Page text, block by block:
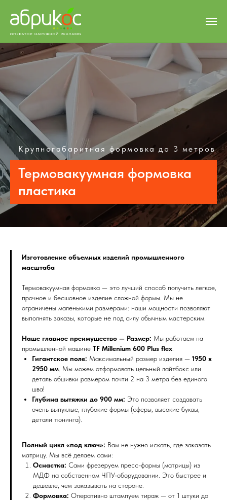
Крупногабаритная формовка до 3 метров
Термовакуумная формовка
пластика
Изготовление объемных изделий промышленного
масштаба
Термовакуумная формовка — это лучший способ получить легкое,
прочное и бесшовное изделие сложной формы. Мы не
ограничены маленькими размерами: наши мощности позволяют
выполнять заказы, которые не под силу обычным мастерским.
Наше главное преимущество — Размер: Мы работаем на
промышленной машине TF Millenium 600 Plus flex
Гигантское поле: Максимальный размер изделия — 1950 х
2950 мм . Мы можем отформовать цельный лайтбокс или
деталь обшивки размером почти 2 на 3 метра без единого
шва!
Глубина вытяжки до 900 мм: Это позволяет создавать
очень выпуклые, глубокие формы (сферы, высокие буквы,
детали тюнинга).
Полный цикл «под ключ»: Вам не нужно искать, где заказать
матрицу. Мы всё делаем сами:
Оснастка: Сами фрезеруем пресс-формы (матрицы) из
МДФ на собственном ЧПУ-оборудовании. Это быстрее и
дешевле, чем заказывать на стороне.
Формовка: Оперативно штампуем тираж — от 1 штуки до